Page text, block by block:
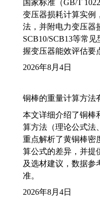
国家标准（GB/T
变压器损耗计算实例
法，并附电力变压器
SCB10/SCB13等常
握变压器能效评估要
2026年8月4日
铜棒的重量计算方法
本文详细介绍了铜棒
算方法（理论公式法
重点解析了黄铜棒密
算公式的差异，并提
及选材建议，数据参
准。
2026年8月4日